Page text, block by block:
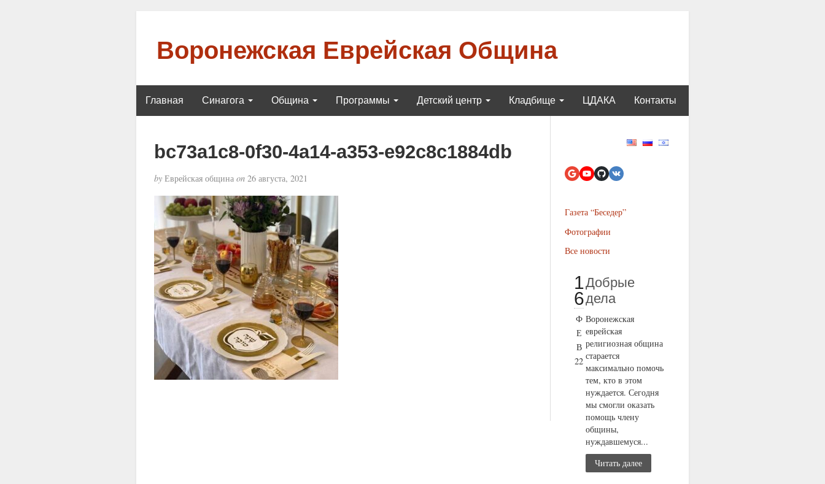
Воронежская Еврейская Община
Главная Синагога Община Программы Детский центр Кладбище ЦДАКА Контакты
bc73a1c8-0f30-4a14-a353-e92c8c1884db
byЕврейская община on26 августа, 2021
Газета “Беседер”
Фотографии
Все новости
1
6
Ф
Е
В
22
Добрые
дела
Воронежская
еврейская
религиозная община
старается
максимально помочь
тем, кто в этом
нуждается. Сегодня
мы смогли оказать
помощь члену
общины,
нуждавшемуся...
Читать далее